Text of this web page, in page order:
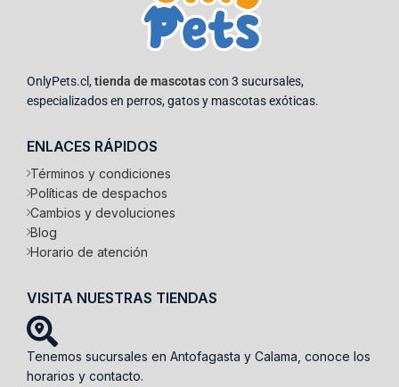
OnlyPets.cl,tienda de mascotascon 3 sucursales,
especializados en perros, gatos y mascotas exóticas.
ENLACES RÁPIDOS
Términos y condiciones
Políticas de despachos
Cambios y devoluciones
Blog
Horario de atención
VISITA NUESTRAS TIENDAS
Tenemos sucursales en Antofagasta y Calama, conoce los
horarios y contacto.